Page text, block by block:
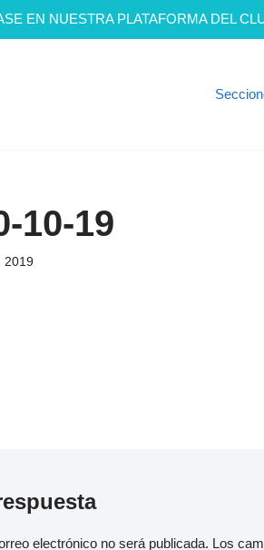
EN NUESTRA PLATAFORMA DEL
10-19
2019
electrónico no será publicada. Los